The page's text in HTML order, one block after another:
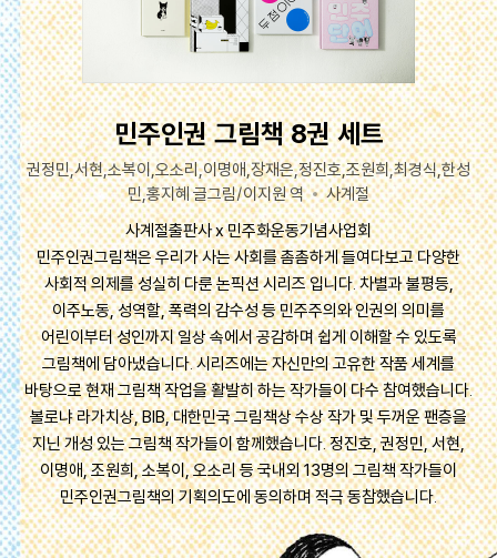
민주인권 그림책 8권 세트
권정민,서현,소복이,오소리,이명애,장재은,정진호,조원희,최경식,한성
민,홍지혜 글그림/이지원 역
사계절
사계절출판사 x 민주화운동기념사업회
민주인권그림책은 우리가 사는 사회를 촘촘하게 들여다보고 다양한
사회적 의제를 성실히 다룬 논픽션 시리즈 입니다. 차별과 불평등,
이주노동, 성역할, 폭력의 감수성 등 민주주의와 인권의 의미를
어린이부터 성인까지 일상 속에서 공감하며 쉽게 이해할 수 있도록
그림책에 담아냈습니다. 시리즈에는 자신만의 고유한 작품 세계를
바탕으로 현재 그림책 작업을 활발히 하는 작가들이 다수 참여했습니다.
볼로냐 라가치상, BIB, 대한민국 그림책상 수상 작가 및 두꺼운 팬층을
지닌 개성 있는 그림책 작가들이 함께했습니다. 정진호, 권정민, 서현,
이명애, 조원희, 소복이, 오소리 등 국내외 13명의 그림책 작가들이
민주인권그림책의 기획의도에 동의하며 적극 동참했습니다.